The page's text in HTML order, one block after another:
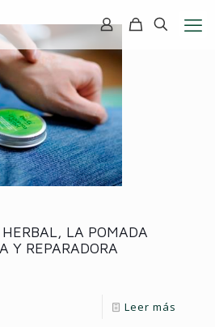
LA POMADA
Y REPARADORA
Leer más